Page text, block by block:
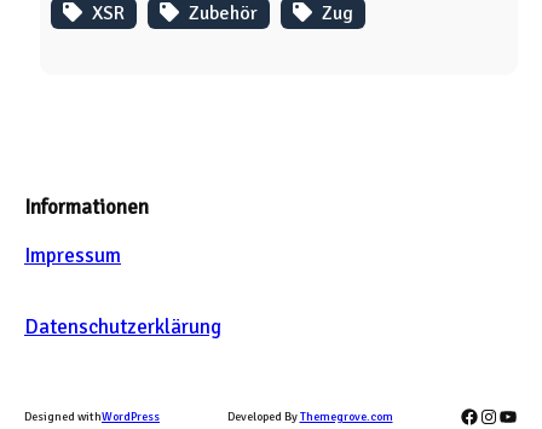
XSR
Zubehör Zug
Informationen
Impressum
Datenschutzerklärung
Designed withWordPress Developed ByThemegrove.com Facebook